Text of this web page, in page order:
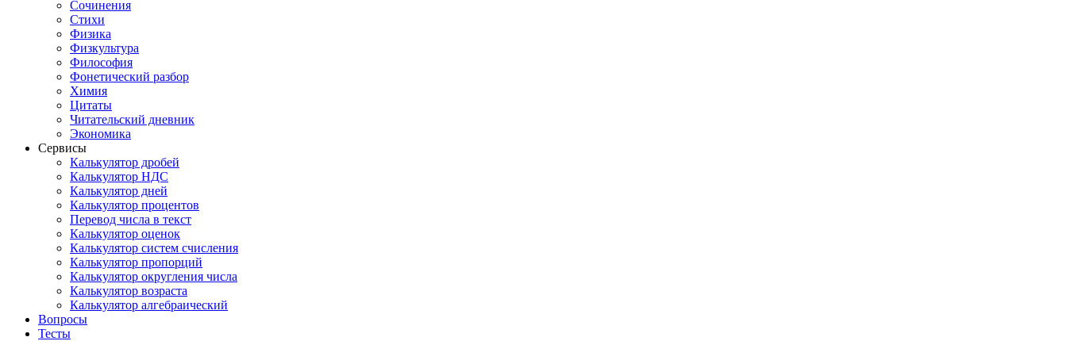
Сочинения
Стихи
Физика
Физкультура
Философия
Фонетический разбор
Химия
Цитаты
Читательский дневник
Экономика
Сервисы
Калькулятор дробей
Калькулятор НДС
Калькулятор дней
Калькулятор процентов
Перевод числа в текст
Калькулятор оценок
Калькулятор систем счисления
Калькулятор пропорций
Калькулятор округления числа
Калькулятор возраста
Калькулятор алгебраический
Вопросы
Тесты